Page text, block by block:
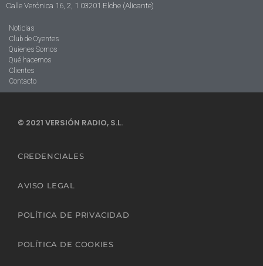
Calle Verónica 16, 2, 1 03201 Elche (Alicante)
Noticias
Club de Oyentes
Quienes Somos
Qué hacemos
Clientes
Contacto
© 2021 VERSIÓN RADIO, S.L.
CREDENCIALES
AVISO LEGAL
POLÍTICA DE PRIVACIDAD
POLÍTICA DE COOKIES